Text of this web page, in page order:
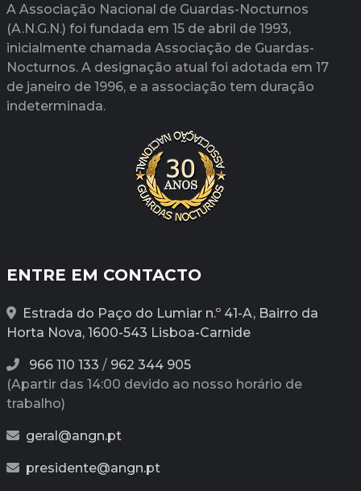
A Associação Nacional de Guardas-Nocturnos
(A.N.G.N.) foi fundada em 15 de abril de 1993,
inicialmente chamada Associação de Guardas-
Nocturnos. A designação atual foi adotada em 17
de janeiro de 1996, e a associação tem duração
indeterminada.
ENTRE EM CONTACTO
Estrada do Paço do Lumiar n.º 41-A, Bairro da
Horta Nova, 1600-543 Lisboa-Carnide
966 110 133 / 962 344 905
(Apartir das 14:00 devido ao nosso horário de
trabalho)
geral@angn.pt
presidente@angn.pt